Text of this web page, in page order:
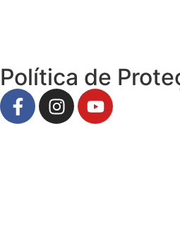
Política de